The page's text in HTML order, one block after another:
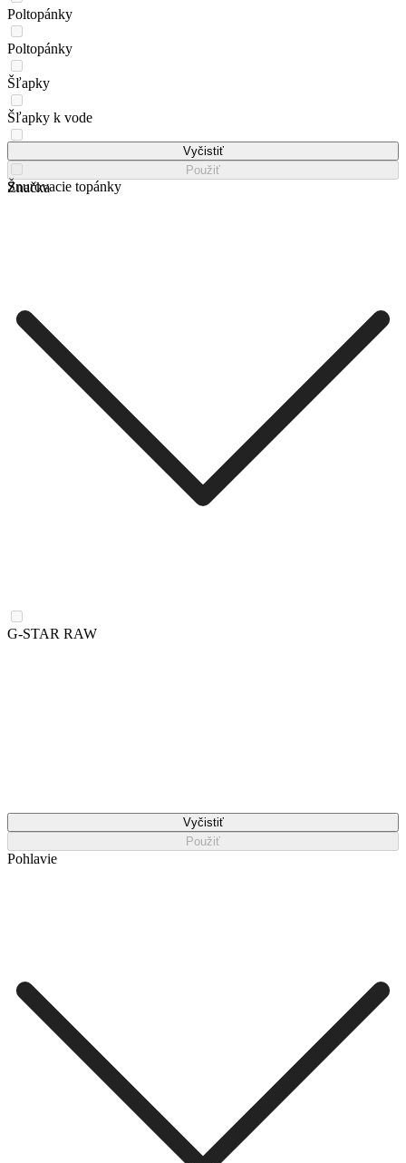
Poltopánky
Poltopánky
Šľapky
Šľapky k vode
Šnurovacie topánky
Vyčistiť
Použiť
Značka
G-STAR RAW
Vyčistiť
Použiť
Pohlavie